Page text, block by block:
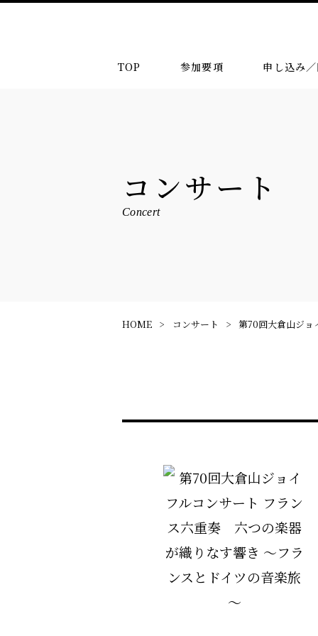
TOP 参加要項 申し込み
コンサート
Concert
HOME コンサート 第70回大倉山ジ